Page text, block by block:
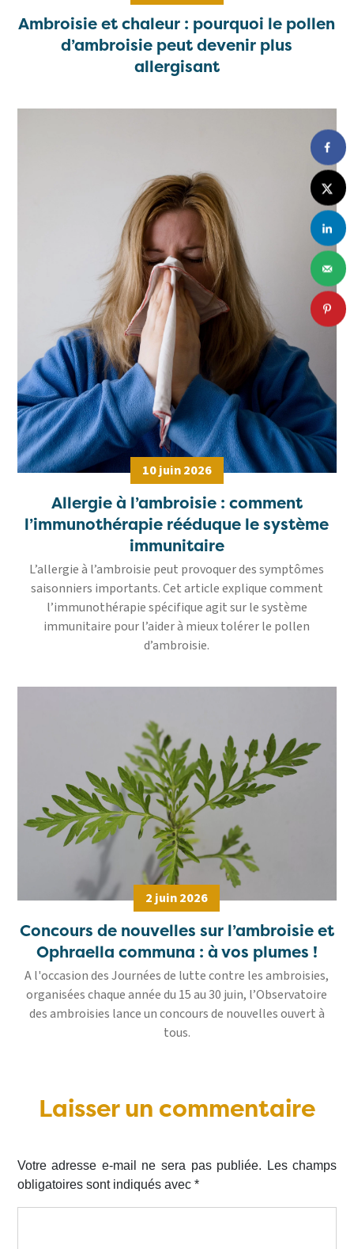
Ambroisie et chaleur : pourquoi le pollen
d’ambroisie peut devenir plus
allergisant
10 juin 2026
Allergie à l’ambroisie : comment
l’immunothérapie rééduque le système
immunitaire
L’allergie à l’ambroisie peut provoquer des symptômes
saisonniers importants. Cet article explique comment
l’immunothérapie spécifique agit sur le système
immunitaire pour l’aider à mieux tolérer le pollen
d’ambroisie.
2 juin 2026
Concours de nouvelles sur l’ambroisie et
Ophraella communa : à vos plumes !
A l'occasion des Journées de lutte contre les ambroisies,
organisées chaque année du 15 au 30 juin, l’Observatoire
des ambroisies lance un concours de nouvelles ouvert à
tous.
Laisser un commentaire
Votre adresse e-mail ne sera pas publiée.
Les champs
obligatoires sont indiqués avec *